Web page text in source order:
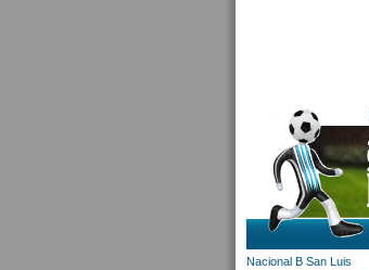
Nacional B San Luis